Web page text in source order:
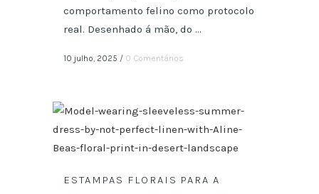
comportamento felino como protocolo
real. Desenhado á mão, do ...
10 julho, 2025 / 0 Comentários
ESTAMPAS FLORAIS PARA A